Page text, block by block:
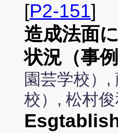
[P2-151]
造成法面
状況（事例
園芸学校）
校）, 松村